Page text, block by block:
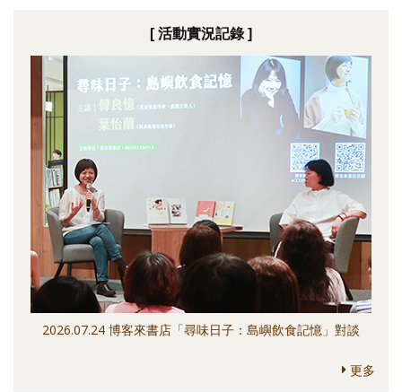
[ 活動實況記錄 ]
2026.07.24 博客來書店「尋味日子：島嶼飲食記憶」對談
更多